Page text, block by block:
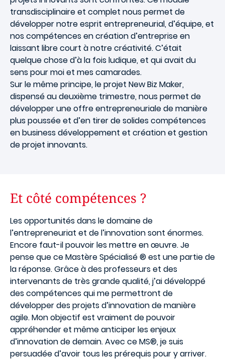
transdisciplinaire et complet nous permet de
développer notre esprit entrepreneurial, d’équipe, et
nos compétences en création d’entreprise en
laissant libre court à notre créativité. C’était
quelque chose d’à la fois ludique, et qui avait du
sens pour moi et mes camarades.
Sur le même principe, le projet New Biz Maker,
dispensé au deuxième trimestre, nous permet de
développer une offre entrepreneuriale de manière
plus poussée et d’en tirer de solides compétences
en business développement et création et gestion
de projet innovants.
Et côté compétences ?
Les opportunités dans le domaine de
l’entrepreneuriat et de l’innovation sont énormes.
Encore faut-il pouvoir les mettre en œuvre. Je
pense que ce Mastère Spécialisé ® est une partie de
la réponse. Grâce à des professeurs et des
intervenants de très grande qualité, j’ai développé
des compétences qui me permettront de
développer des projets d’innovation de manière
agile. Mon objectif est vraiment de pouvoir
appréhender et même anticiper les enjeux
d’innovation de demain. Avec ce MS®, je suis
persuadée d’avoir tous les prérequis pour y arriver.